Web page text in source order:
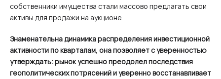
собственники имущества стали массово предлагать свои
активы для продажи на аукционе.
Знаменательна динамика распределения инвестиционной
активности по кварталам, она позволяет с уверенностью
утверждать: рынок успешно преодолел последствия
геополитических потрясений и уверенно восстанавливает